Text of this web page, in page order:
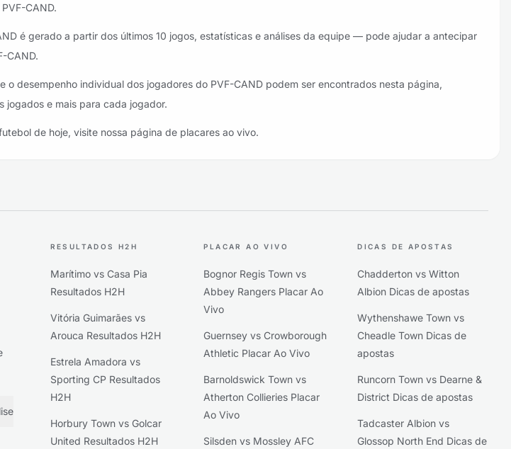
CAND.
é gerado a partir dos últimos 10 jogos, estatísticas e análises da equipe — pode ajudar a antecipar
CAND.
o desempenho individual dos jogadores do PVF-CAND podem ser encontrados nesta página,
jogados e mais para cada jogador.
de hoje, visite nossa página de placares ao vivo.
RESULTADOS H2H
Marítimo vs Casa Pia
Resultados H2H
Vitória Guimarães vs
Arouca Resultados H2H
Estrela Amadora vs
Sporting CP Resultados
H2H
Horbury Town vs Golcar
United Resultados H2H
PLACAR AO VIVO
Bognor Regis Town vs
Abbey Rangers Placar Ao
Vivo
Guernsey vs Crowborough
Athletic Placar Ao Vivo
Barnoldswick Town vs
Atherton Collieries Placar
Ao Vivo
Silsden vs Mossley AFC
DICAS DE APOSTAS
Chadderton vs Witton
Albion Dicas de apostas
Wythenshawe Town vs
Cheadle Town Dicas de
apostas
Runcorn Town vs Dearne &
District Dicas de apostas
Tadcaster Albion vs
Glossop North End Dicas de